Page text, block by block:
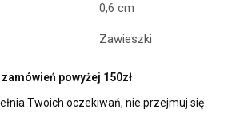
0,6 cm
Zawieszki
powyżej 150zł
Twoich oczekiwań, nie przejmuj się